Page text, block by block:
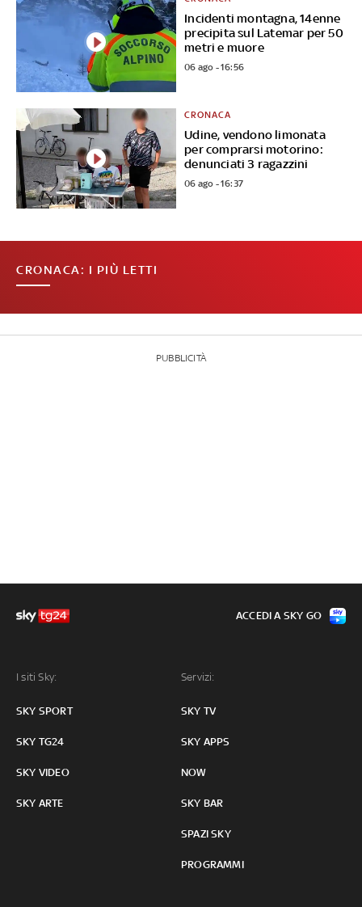
Incidenti montagna, 14enne
precipita sul Latemar per 50
metri e muore
06 ago - 16:56
Udine, vendono limonata
per comprarsi motorino:
denunciati 3 ragazzini
CRONACA
06 ago - 16:37
CRONACA: I PIÙ LETTI
PUBBLICITÀ
I siti Sky:
SKY SPORT
SKY TG24
SKY VIDEO
SKY ARTE
Servizi:
SKY TV
SKY APPS
NOW
SKY BAR
SPAZI SKY
PROGRAMMI
ACCEDI A SKY GO